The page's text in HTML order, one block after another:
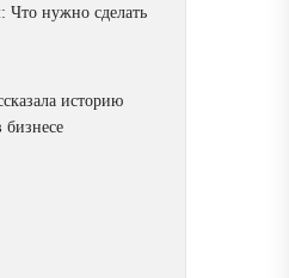
Что нужно сделать
историю
бизнесе